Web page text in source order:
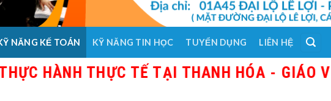
NĂNG KẾ TOÁN KỸ NĂNG TIN HỌC TUYỂN DỤNG LIÊN HỆ
HÀNH THỰC TẾ TẠI THANH HÓA - GIÁO